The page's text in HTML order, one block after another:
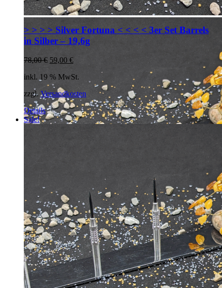
> > > > Silver Fortuna < < < < 3er Set Barrels
in Silber – 19,6g
78,00€ Ursprünglicher
war:
78,00 €
59,00 €Aktueller
ist:
59,00 €.
inkl. 19 % MwSt.
zzgl.Versandkosten
Details
Sale!